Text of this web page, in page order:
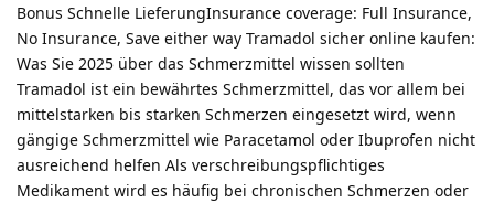
Bonus Schnelle LieferungInsurance coverage: Full Insurance,
No Insurance, Save either way Tramadol sicher online kaufen:
Was Sie 2025 über das Schmerzmittel wissen sollten
Tramadol ist ein bewährtes Schmerzmittel, das vor allem bei
mittelstarken bis starken Schmerzen eingesetzt wird, wenn
gängige Schmerzmittel wie Paracetamol oder Ibuprofen nicht
ausreichend helfen Als verschreibungspflichtiges
Medikament wird es häufig bei chronischen Schmerzen oder